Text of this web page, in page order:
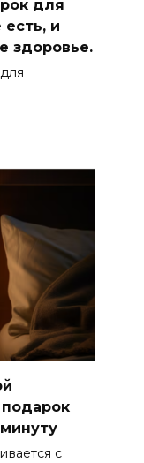
для
есть, и
здоровье.
с